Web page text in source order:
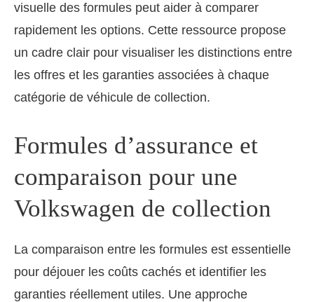
visuelle des formules peut aider à comparer
rapidement les options. Cette ressource propose
un cadre clair pour visualiser les distinctions entre
les offres et les garanties associées à chaque
catégorie de véhicule de collection.
Formules d’assurance et
comparaison pour une
Volkswagen de collection
La comparaison entre les formules est essentielle
pour déjouer les coûts cachés et identifier les
garanties réellement utiles. Une approche